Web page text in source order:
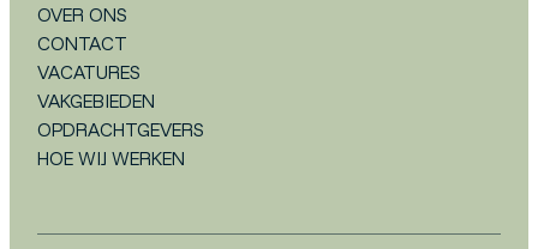
OVER ONS
CONTACT
VACATURES
VAKGEBIEDEN
OPDRACHTGEVERS
HOE WIJ WERKEN